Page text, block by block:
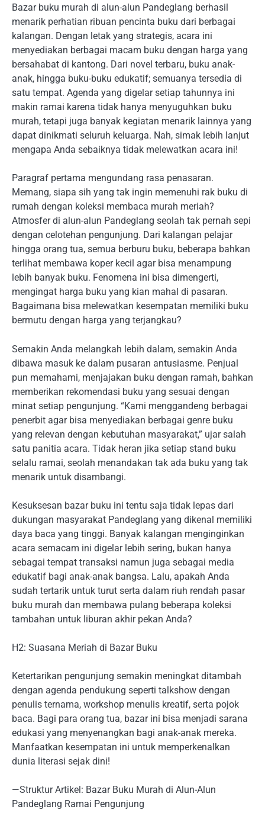
Bazar buku murah di alun-alun Pandeglang berhasil
menarik perhatian ribuan pencinta buku dari berbagai
kalangan. Dengan letak yang strategis, acara ini
menyediakan berbagai macam buku dengan harga yang
bersahabat di kantong. Dari novel terbaru, buku anak-
anak, hingga buku-buku edukatif; semuanya tersedia di
satu tempat. Agenda yang digelar setiap tahunnya ini
makin ramai karena tidak hanya menyuguhkan buku
murah, tetapi juga banyak kegiatan menarik lainnya yang
dapat dinikmati seluruh keluarga. Nah, simak lebih lanjut
mengapa Anda sebaiknya tidak melewatkan acara ini!
Paragraf pertama mengundang rasa penasaran.
Memang, siapa sih yang tak ingin memenuhi rak buku di
rumah dengan koleksi membaca murah meriah?
Atmosfer di alun-alun Pandeglang seolah tak pernah sepi
dengan celotehan pengunjung. Dari kalangan pelajar
hingga orang tua, semua berburu buku, beberapa bahkan
terlihat membawa koper kecil agar bisa menampung
lebih banyak buku. Fenomena ini bisa dimengerti,
mengingat harga buku yang kian mahal di pasaran.
Bagaimana bisa melewatkan kesempatan memiliki buku
bermutu dengan harga yang terjangkau?
Semakin Anda melangkah lebih dalam, semakin Anda
dibawa masuk ke dalam pusaran antusiasme. Penjual
pun memahami, menjajakan buku dengan ramah, bahkan
memberikan rekomendasi buku yang sesuai dengan
minat setiap pengunjung. “Kami menggandeng berbagai
penerbit agar bisa menyediakan berbagai genre buku
yang relevan dengan kebutuhan masyarakat,” ujar salah
satu panitia acara. Tidak heran jika setiap stand buku
selalu ramai, seolah menandakan tak ada buku yang tak
menarik untuk disambangi.
Kesuksesan bazar buku ini tentu saja tidak lepas dari
dukungan masyarakat Pandeglang yang dikenal memiliki
daya baca yang tinggi. Banyak kalangan menginginkan
acara semacam ini digelar lebih sering, bukan hanya
sebagai tempat transaksi namun juga sebagai media
edukatif bagi anak-anak bangsa. Lalu, apakah Anda
sudah tertarik untuk turut serta dalam riuh rendah pasar
buku murah dan membawa pulang beberapa koleksi
tambahan untuk liburan akhir pekan Anda?
H2: Suasana Meriah di Bazar Buku
Ketertarikan pengunjung semakin meningkat ditambah
dengan agenda pendukung seperti talkshow dengan
penulis ternama, workshop menulis kreatif, serta pojok
baca. Bagi para orang tua, bazar ini bisa menjadi sarana
edukasi yang menyenangkan bagi anak-anak mereka.
Manfaatkan kesempatan ini untuk memperkenalkan
dunia literasi sejak dini!
—Struktur Artikel: Bazar Buku Murah di Alun-Alun
Pandeglang Ramai Pengunjung